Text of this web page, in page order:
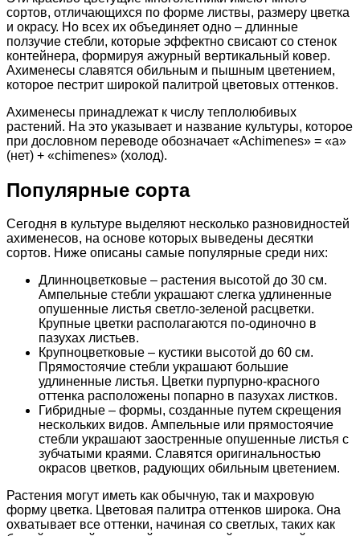
сортов, отличающихся по форме листвы, размеру цветка
и окрасу. Но всех их объединяет одно – длинные
ползучие стебли, которые эффектно свисают со стенок
контейнера, формируя ажурный вертикальный ковер.
Ахименесы славятся обильным и пышным цветением,
которое пестрит широкой палитрой цветовых оттенков.
Ахименесы принадлежат к числу теплолюбивых
растений. На это указывает и название культуры, которое
при дословном переводе обозначает «Achimenes» = «а»
(нет) + «chimenes» (холод).
Популярные сорта
Сегодня в культуре выделяют несколько разновидностей
ахименесов, на основе которых выведены десятки
сортов. Ниже описаны самые популярные среди них:
Длинноцветковые – растения высотой до 30 см.
Ампельные стебли украшают слегка удлиненные
опушенные листья светло-зеленой расцветки.
Крупные цветки располагаются по-одиночно в
пазухах листьев.
Крупноцветковые – кустики высотой до 60 см.
Прямостоячие стебли украшают большие
удлиненные листья. Цветки пурпурно-красного
оттенка расположены попарно в пазухах листков.
Гибридные – формы, созданные путем скрещения
нескольких видов. Ампельные или прямостоячие
стебли украшают заостренные опушенные листья с
зубчатыми краями. Славятся оригинальностью
окрасов цветков, радующих обильным цветением.
Растения могут иметь как обычную, так и махровую
форму цветка. Цветовая палитра оттенков широка. Она
охватывает все оттенки, начиная со светлых, таких как